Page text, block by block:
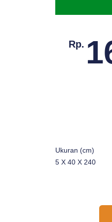
Rp.
Ukuran (cm)
5 X 40 X 240